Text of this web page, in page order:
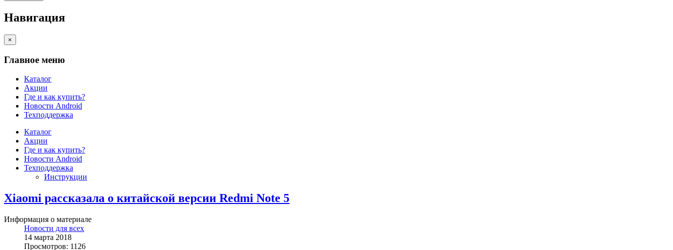
Навигация
×
Главное меню
Каталог
Акции
Где и как купить?
Новости Android
Техподдержка
Каталог
Акции
Где и как купить?
Новости Android
Техподдержка
Инструкции
Xiaomi рассказала о китайской версии Redmi Note 5
Информация о материале
Новости для всех
14 марта 2018
Просмотров: 1126